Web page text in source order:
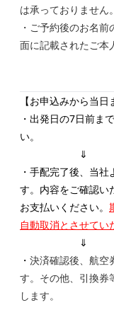
は承っておりません。
・ご予約後のお名
面に記載されたご本
【お申込みから当日
・出発日の7日前ま
い。
⇓
・手配完了後、当
す。内容をご確認い
お支払いください。
自動取消とさせてい
⇓
・決済確認後、航空
す。その他、引換券
します。